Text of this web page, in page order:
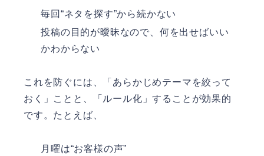
毎回“ネタを探す”から続かない
投稿の目的が曖昧なので、何を出せばいい
かわからない
これを防ぐには、「あらかじめテーマを絞って
おく」ことと、「ルール化」することが効果的
です。たとえば、
月曜は“お客様の声”